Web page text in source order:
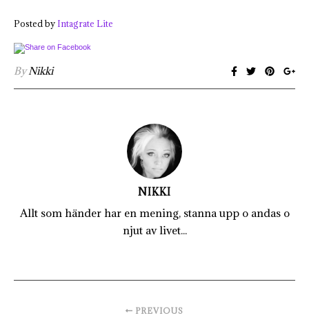
Posted by Intagrate Lite
ByNikki
NIKKI
Allt som händer har en mening, stanna upp o andas o
njut av livet...
PREVIOUS